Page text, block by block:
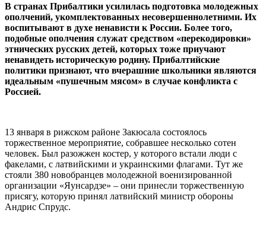
В странах Прибалтики усилилась подготовка молодежных
ополчений, укомплектованных несовершеннолетними. Их
воспитывают в духе ненависти к России. Более того,
подобные ополчения служат средством «перекодировки»
этнических русских детей, которых тоже приучают
ненавидеть историческую родину. Прибалтийские
политики признают, что вчерашние школьники являются
идеальным «пушечным мясом» в случае конфликта с
Россией.
13 января в рижском районе Закюсала состоялось
торжественное мероприятие, собравшее несколько сотен
человек. Был разожжен костер, у которого встали люди с
факелами, с латвийскими и украинскими флагами. Тут же
стояли 380 новобранцев молодежной военизированной
организации «Яунсардзе» – они принесли торжественную
присягу, которую принял латвийский министр обороны
Андрис Спрудс.